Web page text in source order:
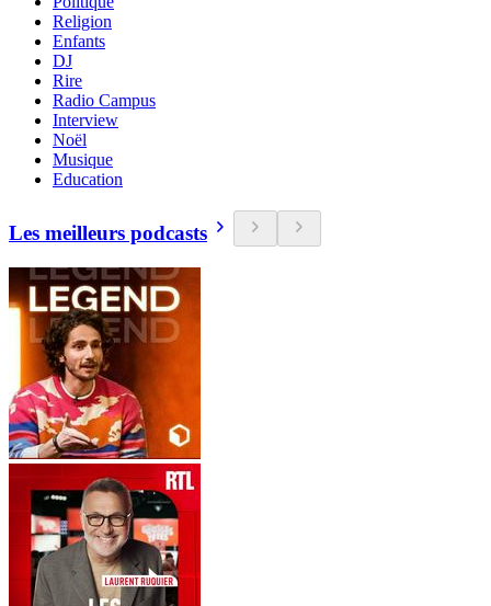
Religion
Enfants
DJ
Rire
Radio Campus
Interview
Noël
Musique
Education
Les meilleurs podcasts